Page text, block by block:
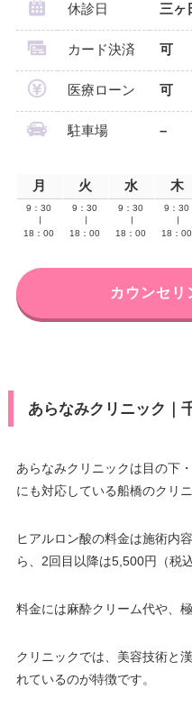
休診日 三ヶ
カード決済 可
医療ローン 可
駐車場 –
月 火 水 木
9：30
18：00
9：30
18：00
9：30
18：00
9：30
18：00
カウンセリ
あらなみクリニック｜
あらなみクリニックは目の下
にも対応している船橋のクリニ
ヒアルロン酸の料金は施術内
ら、2回目以降は5,500円（税
料金には麻酔クリーム代や、
クリニックでは、美容技術と
れているのが特徴です。